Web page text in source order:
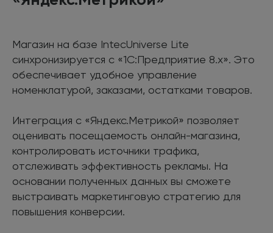
Магазин на базе IntecUniverse Lite
синхронизируется с «1С:Предприятие 8.х». Это
обеспечивает удобное управление
номенклатурой, заказами, остатками товаров.
Интеграция с «Яндекс.Метрикой» позволяет
оценивать посещаемость онлайн-магазина,
контролировать источники трафика,
отслеживать эффективность рекламы. На
основании полученных данных вы сможете
выстраивать маркетинговую стратегию для
повышения конверсии.